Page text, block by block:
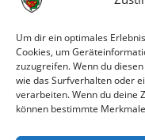
Um dir ein optimales
Cookies, um
zuzugreifen. Wenn du
wie das Surfverhalten oder
verarbeiten. Wenn du deine
können bestimmte
30. Juli 2026
Deine Spielminute: 89+1
28. Juli 2026
Neuer Rückensponsor